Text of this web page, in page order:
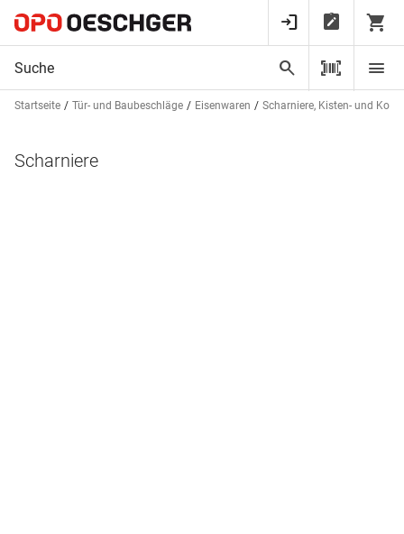
Startseite Tür- und Baubeschläge Eisenwaren Scharniere, Kisten- und
Scharniere